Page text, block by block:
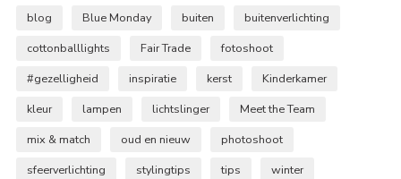
blog Blue Monday buiten
buitenverlichting
cottonballlights
Fair Trade
fotoshoot
#gezelligheid
inspiratie kerst
Kinderkamer
kleur
lampen lichtslinger
Meet the Team
mix & match
oud en nieuw
photoshoot
sfeerverlichting
stylingtips tips
winter